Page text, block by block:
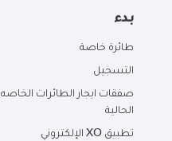
بدء
طائرة خاصة
التسجيل
صفقات ايجار الطائرات الخاصه
الحالية
تطبيق XO الإلكتروني